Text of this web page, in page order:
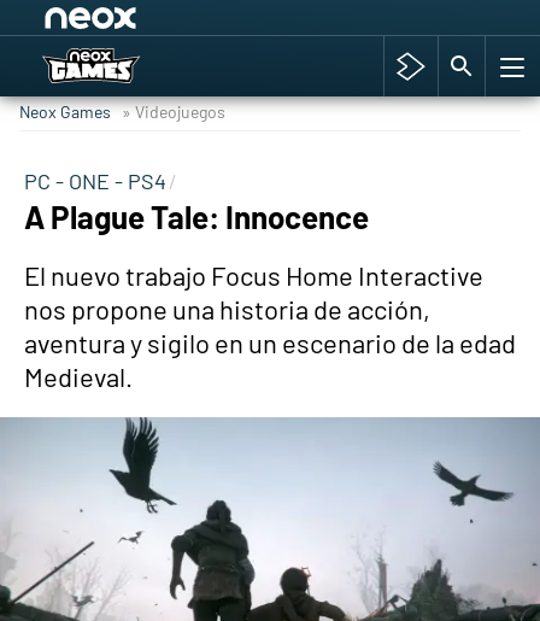
Hyrule Warriors: La Era del Cataclismo
Cyberpunk 2077
Asia peculiar tradición
Neox Games » Videojuegos
PC - ONE - PS4
A Plague Tale: Innocence
El nuevo trabajo Focus Home Interactive
nos propone una historia de acción,
aventura y sigilo en un escenario de la edad
Medieval.